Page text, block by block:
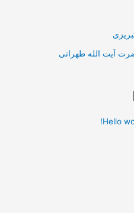
آیت الله طهرانی
Hello